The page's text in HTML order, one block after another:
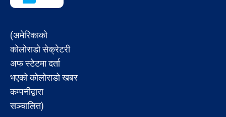
(अमेरिकाको
कोलोराडो सेक्रेटरी
अफ स्टेटमा दर्ता
भएको कोलोराडो खबर
कम्पनीद्वारा
सञ्चालित)